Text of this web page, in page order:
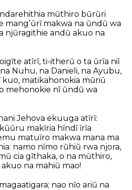
mũthiro bũrũri
mangʼũrĩ makwa na ũndũ wa
njũragithie andũ akuo na
atĩrĩ, ti-itherũ o ta ũrĩa niĩ
Nuhu, na Danieli, na Ayubu,
matikahonokia mũriũ
mehonokie nĩ ũndũ wa
Jehova ekuuga atĩrĩ:
makĩria hĩndĩ ĩrĩa
matuĩro makwa mana ma
namo nĩmo rũhiũ rwa njora,
cia gĩthaka, o na mũthiro,
na mahiũ mao!
nao nĩo ariũ na